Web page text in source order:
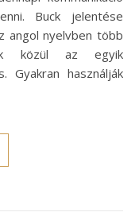
Buck jelentése
angol nyelvben több
közül az egyik
Gyakran használják